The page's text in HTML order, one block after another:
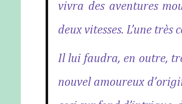
vivra des aventures
deux vitesses. L’une
Il lui faudra, en outre,
nouvel amoureux